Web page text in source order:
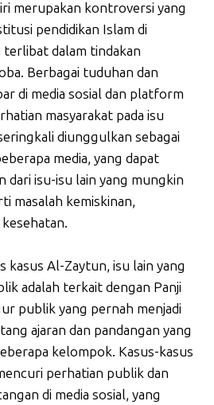
merupakan kontroversi yang
pendidikan Islam di
terlibat dalam tindakan
Berbagai tuduhan dan
di media sosial dan platform
masyarakat pada isu
diunggulkan sebagai
media, yang dapat
dari isu-isu lain yang mungkin
masalah kemiskinan,
kasus Al-Zaytun, isu lain yang
adalah terkait dengan Panji
publik yang pernah menjadi
ajaran dan pandangan yang
kelompok. Kasus-kasus
perhatian publik dan
di media sosial, yang